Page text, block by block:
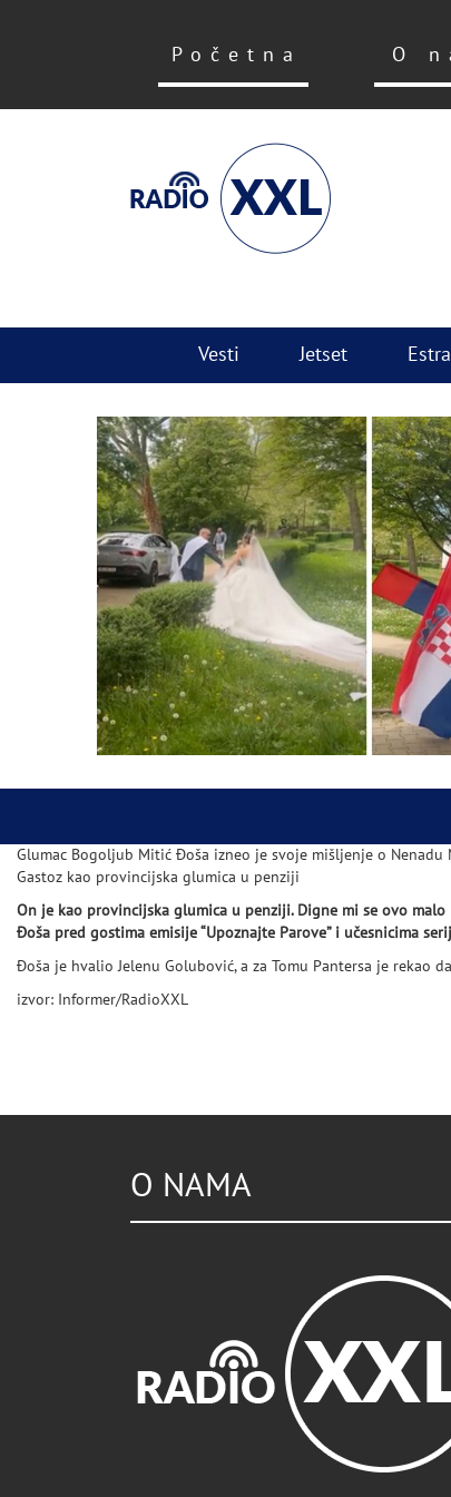
Početna O
Vesti Jetset
Glumac Bogoljub Mitić Đoša izneo je svoje mišljenje o Nenadu
Gastoz kao provincijska glumica u penziji
On je kao provincijska glumica u penziji. Digne mi se ovo
Đoša pred gostima emisije “Upoznajte Parove” i učesnicima
Đoša je hvalio Jelenu Golubović, a za Tomu Pantersa je rekao
izvor: Informer/RadioXXL
O NAMA